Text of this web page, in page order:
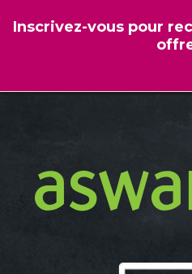
Inscrivez-vous pour